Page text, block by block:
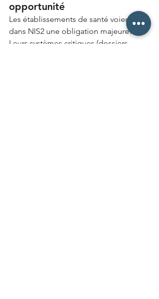
opportunité
Les établissements de santé voient
dans NIS2 une obligation majeure.
Leurs systèmes critiques (dossiers